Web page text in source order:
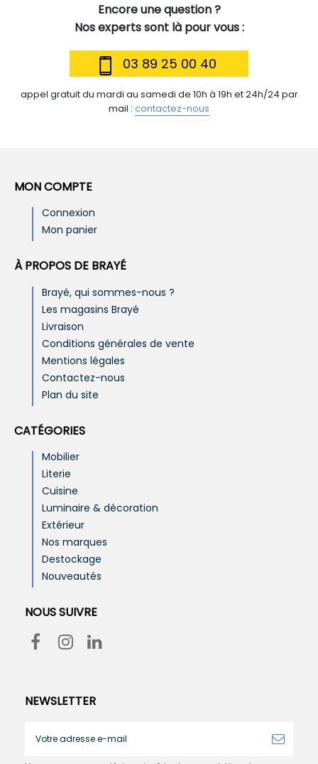
Encore une question ?
Nos experts sont là pour vous :
03 89 25 00 40
appel gratuit du mardi au samedi de 10h à 19h et 24h/24 par
mail : contactez-nous
MON COMPTE
Connexion
Mon panier
À PROPOS DE BRAYÉ
Brayé, qui sommes-nous ?
Les magasins Brayé
Livraison
Conditions générales de vente
Mentions légales
Contactez-nous
Plan du site
CATÉGORIES
Mobilier
Literie
Cuisine
Luminaire & décoration
Extérieur
Nos marques
Destockage
Nouveautés
NOUS SUIVRE
NEWSLETTER